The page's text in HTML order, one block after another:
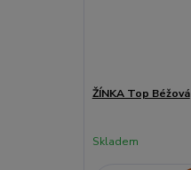
ŽÍNKA Top Béžová
Skladem